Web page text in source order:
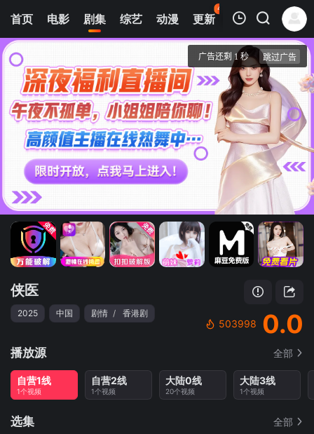
首页 电影 剧集 综艺 动漫 更新
45
热榜 APP
1
侠医
清空
侠医
2025 中国 剧情 / 香港剧
503998 0.0
播放源 全部
自营1线
1个视频
自营2线
1个视频
大陆0线
20个视频
大陆3线
1个视频
选集 全部